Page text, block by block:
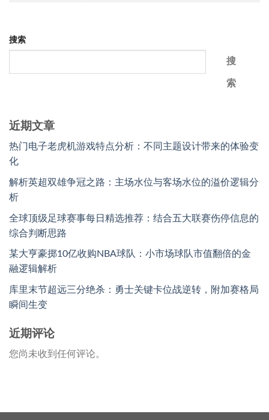
搜索
搜
索
近期文章
热门电子老虎机游戏特点分析：不同主题设计带来的体验变
化
解析英超双雄争冠之路：主场水位与客场水位的溢价逻辑分
析
全球顶级足球赛事每日精选推荐：结合五大联赛伤停信息的
综合判断思路
某大亨豪掷10亿收购NBA球队：小市场球队市值翻倍的金
融逻辑解析
库里末节超远三分绝杀：勇士关键卡位战逆转，附加赛格局
瞬间生变
近期评论
您尚未收到任何评论。